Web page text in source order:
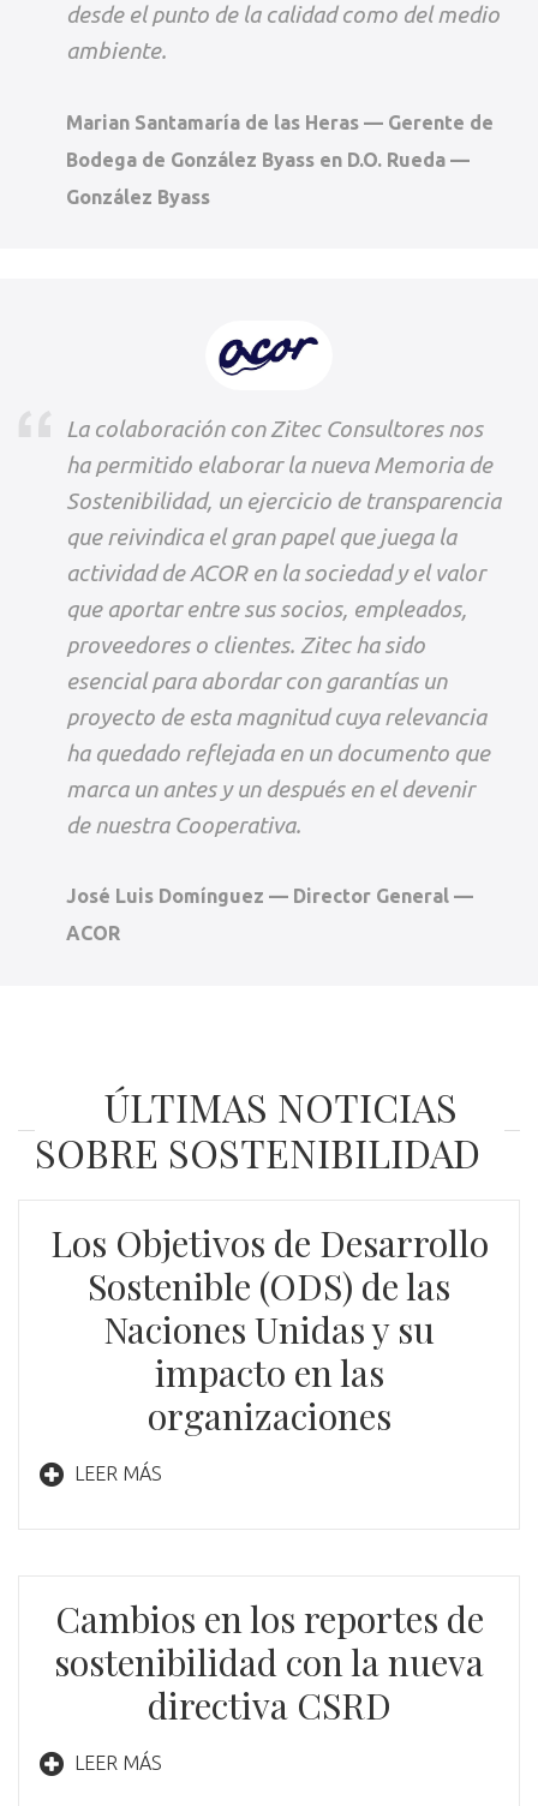
desde el punto de la calidad como del medio
ambiente.
Marian Santamaría de las Heras — Gerente de
Bodega de González Byass en D.O. Rueda —
González Byass
La colaboración con Zitec Consultores nos
ha permitido elaborar la nueva Memoria de
Sostenibilidad, un ejercicio de transparencia
que reivindica el gran papel que juega la
actividad de ACOR en la sociedad y el valor
que aportar entre sus socios, empleados,
proveedores o clientes. Zitec ha sido
esencial para abordar con garantías un
proyecto de esta magnitud cuya relevancia
ha quedado reflejada en un documento que
marca un antes y un después en el devenir
de nuestra Cooperativa.
José Luis Domínguez — Director General —
ACOR
ÚLTIMAS NOTICIAS
SOBRE SOSTENIBILIDAD
Los Objetivos de Desarrollo
Sostenible (ODS) de las
Naciones Unidas y su
impacto en las
organizaciones
LEER MÁS
Cambios en los reportes de
sostenibilidad con la nueva
directiva CSRD
LEER MÁS